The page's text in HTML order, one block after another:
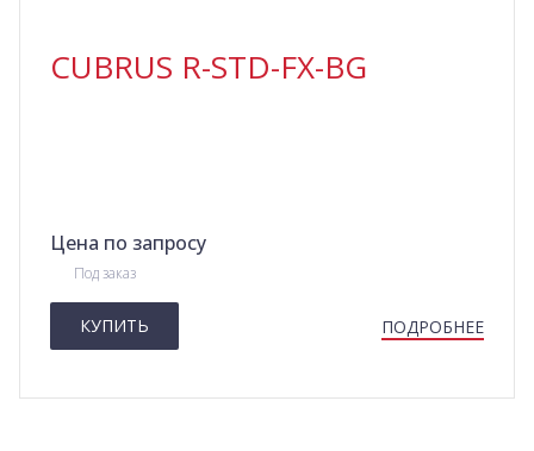
CUBRUS R-STD-FX-BG
Цена по запросу
Под заказ
КУПИТЬ ПОДРОБНЕЕ